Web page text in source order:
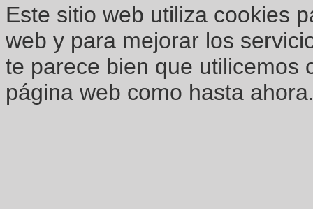
Este sitio web utiliza cookies
web y para mejorar los
te parece bien que utilicemos
página web como hasta